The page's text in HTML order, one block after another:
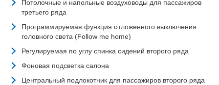
Потолочные и напольные воздуховоды для пассажиров
третьего ряда
Программируемая функция отложенного выключения
головного света (Follow me home)
Регулируемая по углу спинка сидений второго ряда
Фоновая подсветка салона
Центральный подлокотник для пассажиров второго ряда